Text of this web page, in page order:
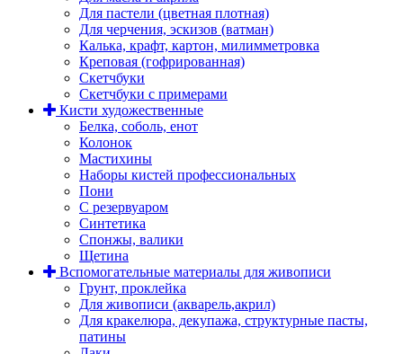
Для пастели (цветная плотная)
Для черчения, эскизов (ватман)
Калька, крафт, картон, милимметровка
Креповая (гофрированная)
Скетчбуки
Скетчбуки с примерами
Кисти художественные
Белка, соболь, енот
Колонок
Мастихины
Наборы кистей профессиональных
Пони
С резервуаром
Синтетика
Спонжы, валики
Щетина
Вспомогательные материалы для живописи
Грунт, проклейка
Для живописи (акварель,акрил)
Для кракелюра, декупажа, структурные пасты,
патины